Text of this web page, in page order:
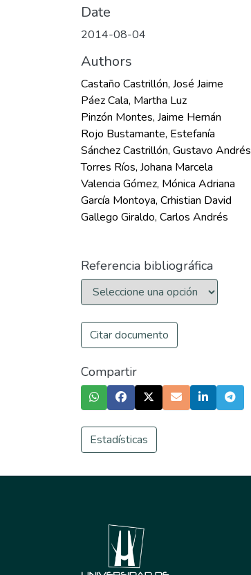
Date
2014-08-04
Authors
Castaño Castrillón, José Jaime
Páez Cala, Martha Luz
Pinzón Montes, Jaime Hernán
Rojo Bustamante, Estefanía
Sánchez Castrillón, Gustavo Andrés
Torres Ríos, Johana Marcela
Valencia Gómez, Mónica Adriana
García Montoya, Crhistian David
Gallego Giraldo, Carlos Andrés
Referencia bibliográfica
Citar documento
Compartir
Estadísticas